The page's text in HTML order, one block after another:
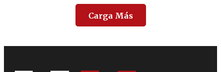
Carga Más